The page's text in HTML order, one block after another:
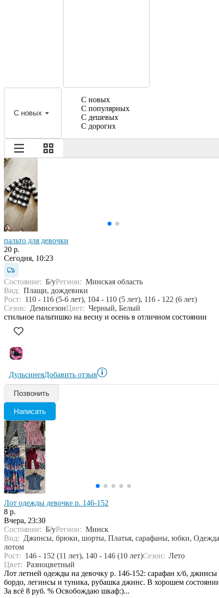
С новых
С новых
С популярных
С дешевых
С дорогих
пальто для девочки
20 р.
Сегодня, 10:23
Состояние: Б/уРегион: Минская область
Вид: Плащи, дождевики
Рост: 110 - 116 (5-6 лет), 104 - 110 (5 лет), 116 - 122 (6 лет)
Сезон: ДемисезонЦвет: Черный, Белый
стильное пальтишко на весну и осень в отличном состоянии
ДульсинеяДобавить отзыв
Позвонить
Написать
Лот одежды девочке р. 146-152
8 р.
Вчера, 23:30
Состояние: Б/уРегион: Минск
Вид: Джинсы, брюки, шорты, Платья, сарафаны, юбки, Одежда
лотом
Рост: 146 - 152 (11 лет), 140 - 146 (10 лет)Сезон: Лето
Цвет: Разноцветный
Лот летней одежды на девочку р. 146-152: сарафан х/б, джинсы
бордо, легинсы и туника, рубашка джинс. В хорошем
За всё 8 руб. % Освобождаю шкаф:)...